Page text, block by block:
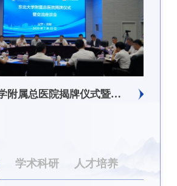
学术科研 人才培养